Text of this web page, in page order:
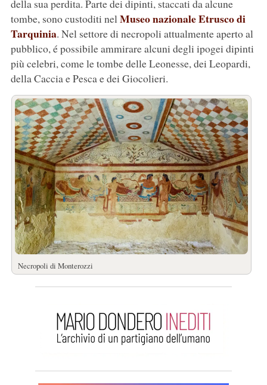
della sua perdita. Parte dei dipinti, staccati da alcune
tombe, sono custoditi nelMuseo nazionale Etrusco di
Tarquinia. Nel settore di necropoli attualmente aperto al
pubblico, é possibile ammirare alcuni degli ipogei dipinti
più celebri, come le tombe delle Leonesse, dei Leopardi,
della Caccia e Pesca e dei Giocolieri.
Necropoli di Monterozzi